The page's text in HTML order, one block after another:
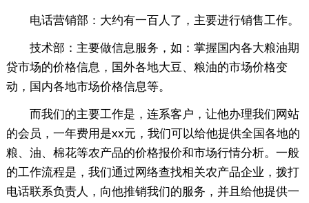
电话营销部：大约有一百人了，主要进行销售工作。
技术部：主要做信息服务，如：掌握国内各大粮油期
贷市场的价格信息，国外各地大豆、粮油的市场价格变
动，国内各地市场价格信息等。
而我们的主要工作是，连系客户，让他办理我们网站
的会员，一年费用是xx元，我们可以给他提供全国各地的
粮、油、棉花等农产品的价格报价和市场行情分析。一般
的工作流程是，我们通过网络查找相关农产品企业，拨打
电话联系负责人，向他推销我们的服务，并且给他提供一